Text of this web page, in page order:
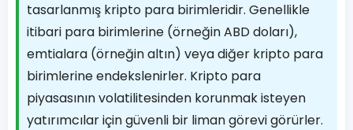
tasarlanmış kripto para birimleridir. Genellikle
itibari para birimlerine (örneğin ABD doları),
emtialara (örneğin altın) veya diğer kripto para
birimlerine endekslenirler. Kripto para
piyasasının volatilitesinden korunmak isteyen
yatırımcılar için güvenli bir liman görevi görürler.